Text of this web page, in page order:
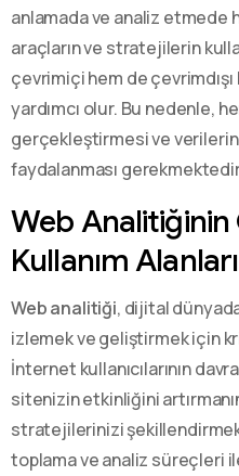
anlamada ve analiz etmede
araçların ve stratejilerin
çevrimiçi hem de çevrimdışı
yardımcı olur. Bu nedenle,
gerçekleştirmesi ve
faydalanması
Web Analitiğinin
Kullanım Alanları
Web analitiği, dijital
izlemek ve geliştirmek için
İnternet kullanıcılarının
sitenizin etkinliğini
stratejilerinizi
toplama ve analiz süreçleri